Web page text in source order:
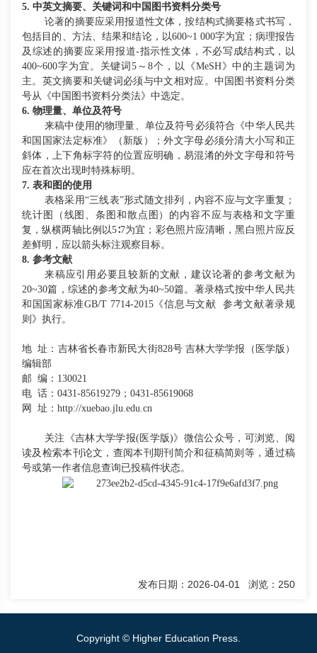
5. 中英文摘要、关键词和中国图书资料分类号
论著的摘要应采用报道性文体，按结构式摘要格式书写，
包括目的、方法、结果和结论，以600~1 000字为宜；病理报告
及综述的摘要应采用报道-指示性文体，不必写成结构式，以
400~600字为宜。关键词5～8个，以《MeSH》中的主题词为
主。英文摘要和关键词必须与中文相对应。中国图书资料分类
号从《中国图书资料分类法》中选定。
6. 物理量、单位及符号
来稿中使用的物理量、单位及符号必须符合《中华人民共
和国国家法定标准》（新版）；外文字母必须分清大小写和正
斜体，上下角标字符的位置应明确，易混淆的外文字母和符号
应在首次出现时特殊标明。
7. 表和图的使用
表格采用“三线表”形式随文排列，内容不应与文字重复；
统计图（线图、条图和散点图）的内容不应与表格和文字重
复，纵横两轴比例以5 ∶7为宜；彩色照片应清晰，黑白照片应反
差鲜明，应以箭头标注观察目标。
8. 参考文献
来稿应引用必要且较新的文献，建议论著的参考文献为
20~30篇，综述的参考文献为40~50篇。著录格式按中华人民共
和国国家标准GB/T 7714-2015《信息与文献 参考文献著录规
则》执行。
地 址：吉林省长春市新民大街828号 吉林大学学报（医学版）
编辑部
邮 编：130021
电 话：0431-85619279；0431-85619068
网
址：http://xuebao.jlu.edu.cn
关注《吉林大学学报(医学版)》微信公众号，可浏览、阅
读及检索本刊论文，查阅本刊期刊简介和征稿简则等，通过稿
号或第一作者信息查询已投稿件状态。
发布日期： 2026-04-01 浏览： 250
Copyright © Higher Education Press.